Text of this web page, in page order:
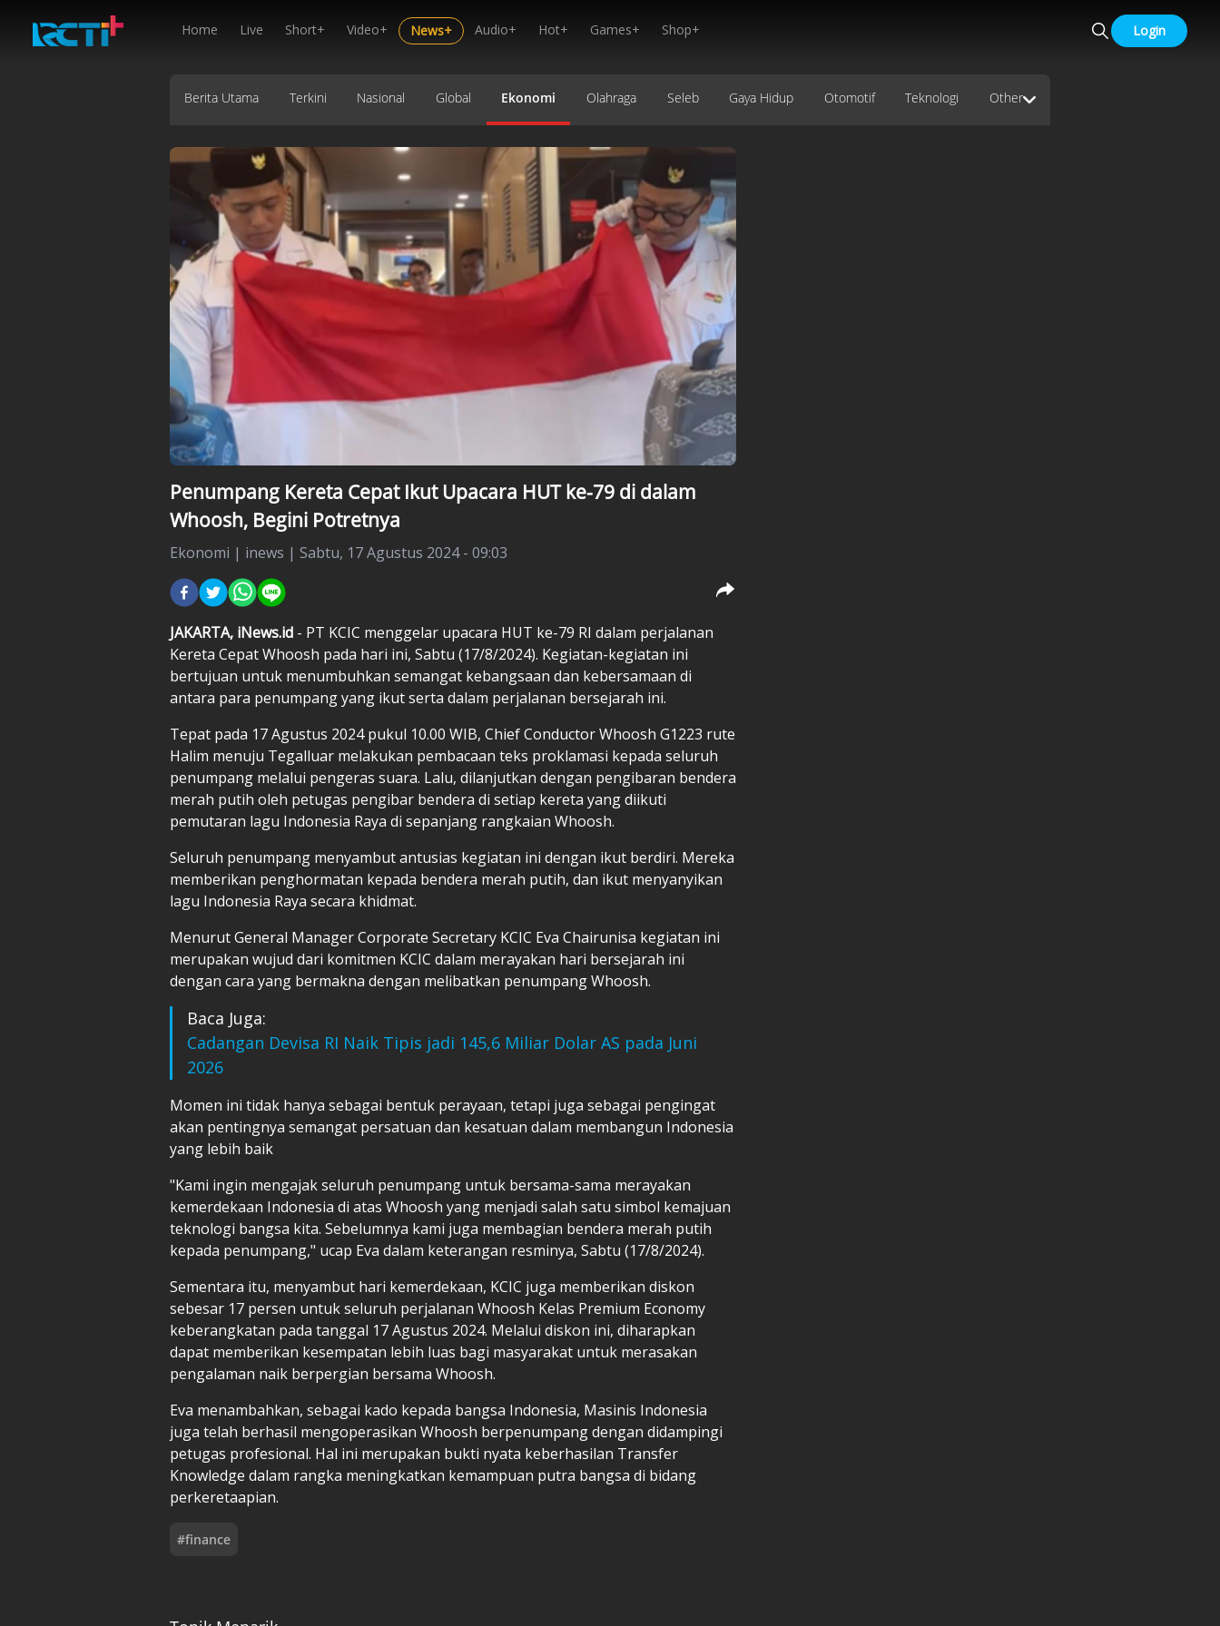
Home Live Short+ Video+ News+ Audio+ Hot+ Games+ Shop+ Login
Berita Utama Terkini Nasional Global Ekonomi Olahraga Seleb Gaya Hidup Otomotif Teknologi Other
Penumpang Kereta Cepat Ikut Upacara HUT ke-79 di dalam
Whoosh, Begini Potretnya
Ekonomi | inews | Sabtu, 17 Agustus 2024 - 09:03
JAKARTA, iNews.id - PT KCIC menggelar upacara HUT ke-79 RI dalam perjalanan
Kereta Cepat Whoosh pada hari ini, Sabtu (17/8/2024). Kegiatan-kegiatan ini
bertujuan untuk menumbuhkan semangat kebangsaan dan kebersamaan di
antara para penumpang yang ikut serta dalam perjalanan bersejarah ini.
Tepat pada 17 Agustus 2024 pukul 10.00 WIB, Chief Conductor Whoosh G1223 rute
Halim menuju Tegalluar melakukan pembacaan teks proklamasi kepada seluruh
penumpang melalui pengeras suara. Lalu, dilanjutkan dengan pengibaran bendera
merah putih oleh petugas pengibar bendera di setiap kereta yang diikuti
pemutaran lagu Indonesia Raya di sepanjang rangkaian Whoosh.
Seluruh penumpang menyambut antusias kegiatan ini dengan ikut berdiri. Mereka
memberikan penghormatan kepada bendera merah putih, dan ikut menyanyikan
lagu Indonesia Raya secara khidmat.
Menurut General Manager Corporate Secretary KCIC Eva Chairunisa kegiatan ini
merupakan wujud dari komitmen KCIC dalam merayakan hari bersejarah ini
dengan cara yang bermakna dengan melibatkan penumpang Whoosh.
Baca Juga:
Cadangan Devisa RI Naik Tipis jadi 145,6 Miliar Dolar AS pada Juni
2026
Momen ini tidak hanya sebagai bentuk perayaan, tetapi juga sebagai pengingat
akan pentingnya semangat persatuan dan kesatuan dalam membangun Indonesia
yang lebih baik
"Kami ingin mengajak seluruh penumpang untuk bersama-sama merayakan
kemerdekaan Indonesia di atas Whoosh yang menjadi salah satu simbol kemajuan
teknologi bangsa kita. Sebelumnya kami juga membagian bendera merah putih
kepada penumpang," ucap Eva dalam keterangan resminya, Sabtu (17/8/2024).
Sementara itu, menyambut hari kemerdekaan, KCIC juga memberikan diskon
sebesar 17 persen untuk seluruh perjalanan Whoosh Kelas Premium Economy
keberangkatan pada tanggal 17 Agustus 2024. Melalui diskon ini, diharapkan
dapat memberikan kesempatan lebih luas bagi masyarakat untuk merasakan
pengalaman naik berpergian bersama Whoosh.
Eva menambahkan, sebagai kado kepada bangsa Indonesia, Masinis Indonesia
juga telah berhasil mengoperasikan Whoosh berpenumpang dengan didampingi
petugas profesional. Hal ini merupakan bukti nyata keberhasilan Transfer
Knowledge dalam rangka meningkatkan kemampuan putra bangsa di bidang
perkeretaapian.
#finance